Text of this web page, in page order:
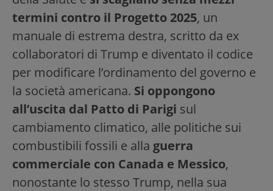
termini contro il Progetto 2025, un
manuale di estrema destra, scritto da ex
collaboratori di Trump e diventato il codice
per modificare l’ordinamento del governo e
la società americana. Si oppongono
all’uscita dal Patto di Parigi sul
cambiamento climatico, alle politiche sui
combustibili fossili e alla guerra
commerciale con Canada e Messico,
nonostante lo stesso Trump, nella sua